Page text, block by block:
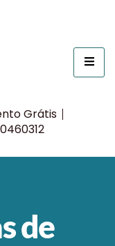
Grátis
de